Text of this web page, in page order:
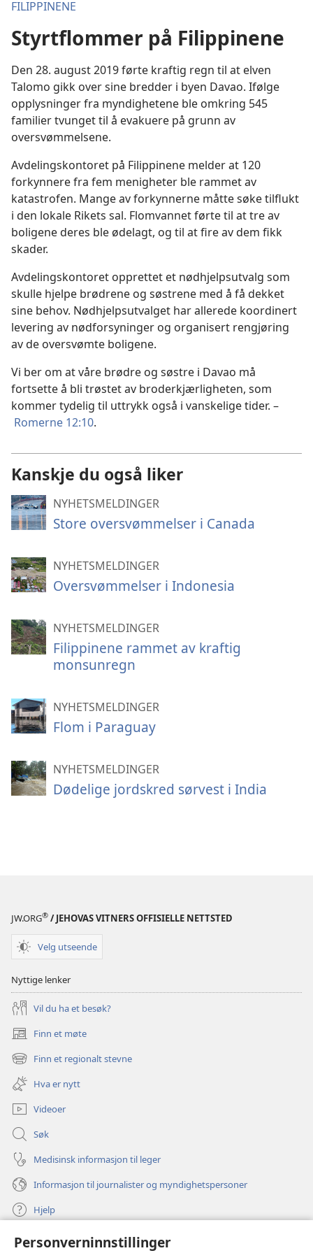
Personverninnstillinger
FILIPPINENE
Styrtflommer på Filippinene
Den 28. august 2019 førte kraftig regn til at elven
Talomo gikk over sine bredder i byen Davao. Ifølge
opplysninger fra myndighetene ble omkring 545
familier tvunget til å evakuere på grunn av
oversvømmelsene.
Avdelingskontoret på Filippinene melder at 120
forkynnere fra fem menigheter ble rammet av
katastrofen. Mange av forkynnerne måtte søke tilflukt
i den lokale Rikets sal. Flomvannet førte til at tre av
boligene deres ble ødelagt, og til at fire av dem fikk
skader.
Avdelingskontoret opprettet et nødhjelpsutvalg som
skulle hjelpe brødrene og søstrene med å få dekket
sine behov. Nødhjelpsutvalget har allerede koordinert
levering av nødforsyninger og organisert rengjøring
av de oversvømte boligene.
Vi ber om at våre brødre og søstre i Davao må
fortsette å bli trøstet av broderkjærligheten, som
kommer tydelig til uttrykk også i vanskelige tider. –
Romerne 12:10.
Kanskje du også liker
NYHETSMELDINGER
Store oversvømmelser i Canada
NYHETSMELDINGER
Oversvømmelser i Indonesia
NYHETSMELDINGER
Filippinene rammet av kraftig
monsunregn
NYHETSMELDINGER
Flom i Paraguay
NYHETSMELDINGER
Dødelige jordskred sørvest i India
JW.ORG® / JEHOVAS VITNERS OFFISIELLE NETTSTED
Velg utseende
Nyttige lenker
Vil du ha et besøk?
Finn et møte
(åpner
nytt
vindu)
Finn et regionalt stevne
(åpner
nytt
vindu)
Hva er nytt
Videoer
Søk
Medisinsk informasjon til leger
Informasjon til journalister og myndighetspersoner
Hjelp
Bidrag